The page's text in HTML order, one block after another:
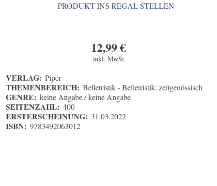
PRODUKT INS REGAL STELLEN
12,99€
inkl. MwSt
VERLAG: Piper
THEMENBEREICH: Belletristik - Belletristik: zeitgenössisch
GENRE: keine Angabe / keine Angabe
SEITENZAHL: 400
ERSTERSCHEINUNG: 31.03.2022
ISBN: 9783492063012